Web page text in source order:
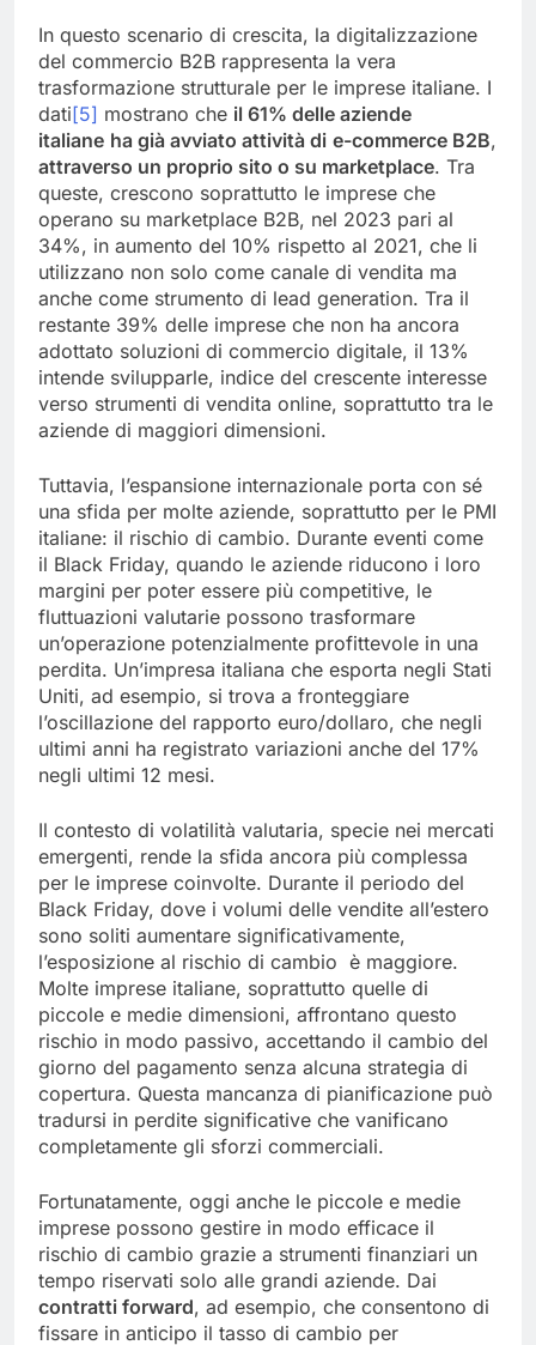
In questo scenario di crescita, la digitalizzazione
del commercio B2B rappresenta la vera
trasformazione strutturale per le imprese italiane. I
dati[5] mostrano che il 61% delle aziende
italiane ha già avviato attività di e-commerce B2B,
attraverso un proprio sito o su marketplace. Tra
queste, crescono soprattutto le imprese che
operano su marketplace B2B, nel 2023 pari al
34%, in aumento del 10% rispetto al 2021, che li
utilizzano non solo come canale di vendita ma
anche come strumento di lead generation. Tra il
restante 39% delle imprese che non ha ancora
adottato soluzioni di commercio digitale, il 13%
intende svilupparle, indice del crescente interesse
verso strumenti di vendita online, soprattutto tra le
aziende di maggiori dimensioni.
Tuttavia, l’espansione internazionale porta con sé
una sfida per molte aziende, soprattutto per le PMI
italiane: il rischio di cambio. Durante eventi come
il Black Friday, quando le aziende riducono i loro
margini per poter essere più competitive, le
fluttuazioni valutarie possono trasformare
un’operazione potenzialmente profittevole in una
perdita. Un’impresa italiana che esporta negli Stati
Uniti, ad esempio, si trova a fronteggiare
l’oscillazione del rapporto euro/dollaro, che negli
ultimi anni ha registrato variazioni anche del 17%
negli ultimi 12 mesi.
Il contesto di volatilità valutaria, specie nei mercati
emergenti, rende la sfida ancora più complessa
per le imprese coinvolte. Durante il periodo del
Black Friday, dove i volumi delle vendite all’estero
sono soliti aumentare significativamente,
l’esposizione al rischio di cambio è maggiore.
Molte imprese italiane, soprattutto quelle di
piccole e medie dimensioni, affrontano questo
rischio in modo passivo, accettando il cambio del
giorno del pagamento senza alcuna strategia di
copertura. Questa mancanza di pianificazione può
tradursi in perdite significative che vanificano
completamente gli sforzi commerciali.
Fortunatamente, oggi anche le piccole e medie
imprese possono gestire in modo efficace il
rischio di cambio grazie a strumenti finanziari un
tempo riservati solo alle grandi aziende. Dai
contratti forward, ad esempio, che consentono di
fissare in anticipo il tasso di cambio per